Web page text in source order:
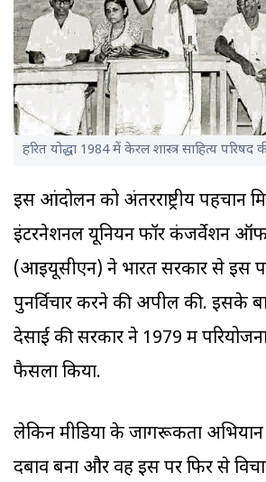
हरित योद्धा 1984 में केरल शास्त्र साहित्य परिषद
इस आंदोलन को अंतरराष्ट्रीय पहचान
इंटरनेशनल यूनियन फॉर कंजर्वेशन
(आइयूसीएन) ने भारत सरकार से इस
पुनर्विचार करने की अपील की. इसके
देसाई की सरकार ने 1979 में
फैसला किया.
लेकिन मीडिया के जागरूकता
दबाव बना और वह इस पर फिर से